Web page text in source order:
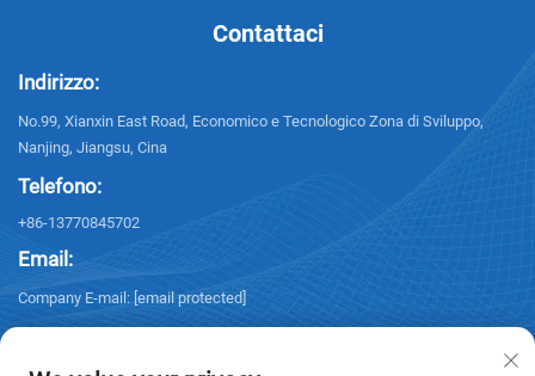
Contattaci
Indirizzo:
No.99, Xianxin East Road, Economico e Tecnologico Zona di Sviluppo,
Nanjing, Jiangsu, Cina
Telefono:
+86-13770845702
Email:
Company E-mail: [email protected]